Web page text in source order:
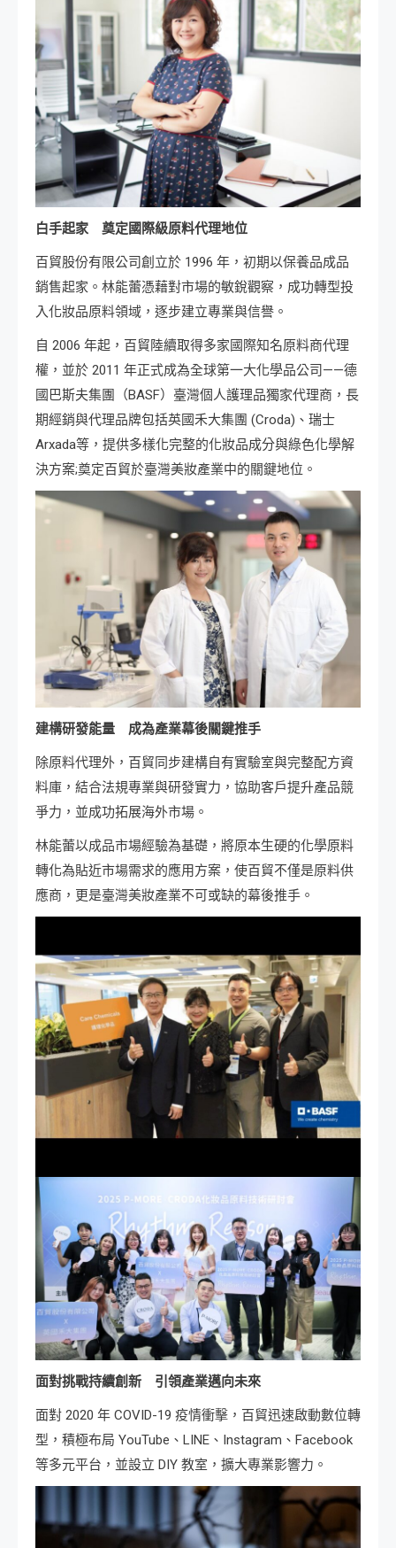
白手起家 奠定國際級原料代理地位
百貿股份有限公司創立於 1996 年，初期以保養品成品
銷售起家。林能蕾憑藉對市場的敏銳觀察，成功轉型投
入化妝品原料領域，逐步建立專業與信譽。
自 2006 年起，百貿陸續取得多家國際知名原料商代理
權，並於 2011 年正式成為全球第一大化學品公司——德
國巴斯夫集團（BASF）臺灣個人護理品獨家代理商，長
期經銷與代理品牌包括英國禾大集團 (Croda)、瑞士
Arxada等，提供多樣化完整的化妝品成分與綠色化學解
決方案;奠定百貿於臺灣美妝產業中的關鍵地位。
建構研發能量 成為產業幕後關鍵推手
除原料代理外，百貿同步建構自有實驗室與完整配方資
料庫，結合法規專業與研發實力，協助客戶提升產品競
爭力，並成功拓展海外市場。
林能蕾以成品市場經驗為基礎，將原本生硬的化學原料
轉化為貼近市場需求的應用方案，使百貿不僅是原料供
應商，更是臺灣美妝產業不可或缺的幕後推手。
面對挑戰持續創新 引領產業邁向未來
面對 2020 年 COVID-19 疫情衝擊，百貿迅速啟動數位轉
型，積極布局 YouTube、LINE、Instagram、Facebook
等多元平台，並設立 DIY 教室，擴大專業影響力。